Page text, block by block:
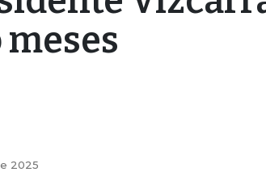
2025